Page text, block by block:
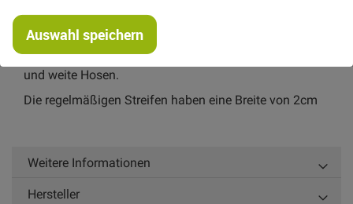
Auswahl speichern
Ideal für luftige Sommerblusen, Kleider, Röcke, Tunikas
und Tücher.
Das schöne Streifenmuster ist ideal für Kleider, Röcke
und weite Hosen.
Die regelmäßigen Streifen haben eine Breite von 2cm
Weitere Informationen
Hersteller